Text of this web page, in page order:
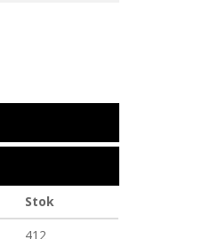
Stok
412